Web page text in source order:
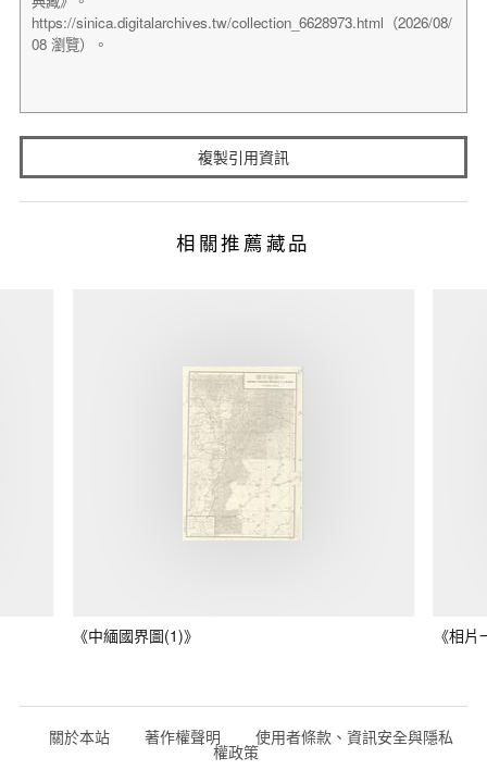
複製引用資訊
相關推薦藏品
《中緬國界圖(1)》 《相
關於本站 著作權聲明 使用者條款、資訊安全與隱私
權政策